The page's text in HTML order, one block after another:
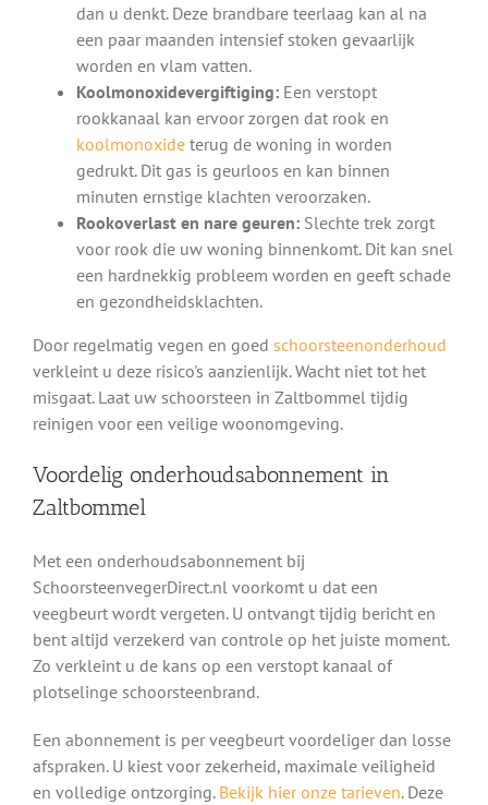
dan u denkt. Deze brandbare teerlaag kan al na
een paar maanden intensief stoken gevaarlijk
worden en vlam vatten.
Koolmonoxidevergiftiging:Een verstopt
rookkanaal kan ervoor zorgen dat rook en
koolmonoxideterug de woning in worden
gedrukt. Dit gas is geurloos en kan binnen
minuten ernstige klachten veroorzaken.
Rookoverlast en nare geuren:Slechte trek zorgt
voor rook die uw woning binnenkomt. Dit kan snel
een hardnekkig probleem worden en geeft schade
en gezondheidsklachten.
Door regelmatig vegen en goed schoorsteenonderhoud
verkleint u deze risico's aanzienlijk. Wacht niet tot het
misgaat. Laat uw schoorsteen in Zaltbommel tijdig
reinigen voor een veilige woonomgeving.
Voordelig onderhoudsabonnement in
Zaltbommel
Met een onderhoudsabonnement bij
SchoorsteenvegerDirect.nl voorkomt u dat een
veegbeurt wordt vergeten. U ontvangt tijdig bericht en
bent altijd verzekerd van controle op het juiste moment.
Zo verkleint u de kans op een verstopt kanaal of
plotselinge schoorsteenbrand.
Een abonnement is per veegbeurt voordeliger dan losse
afspraken. U kiest voor zekerheid, maximale veiligheid
en volledige ontzorging. Bekijk hier onze tarieven. Deze